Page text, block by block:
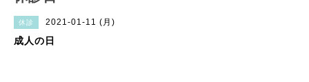
休診 2021-01-11 (月)
成人の日